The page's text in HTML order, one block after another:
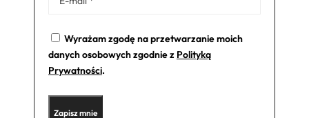
Wyrażam zgodę na przetwarzanie moich
danych osobowych zgodnie z Polityką
Prywatności.